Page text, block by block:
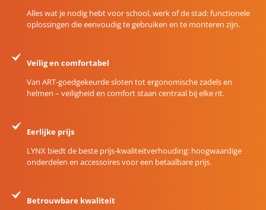
Alles wat je nodig hebt voor school, werk of de stad: functionele
oplossingen die eenvoudig te gebruiken en te monteren zijn.
Veilig en comfortabel
Van ART-goedgekeurde sloten tot ergonomische zadels en
helmen – veiligheid en comfort staan centraal bij elke rit.
Eerlijke prijs
LYNX biedt de beste prijs-kwaliteitverhouding: hoogwaardige
onderdelen en accessoires voor een betaalbare prijs.
Betrouwbare kwaliteit